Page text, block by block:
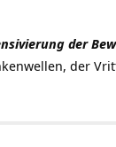
der
der